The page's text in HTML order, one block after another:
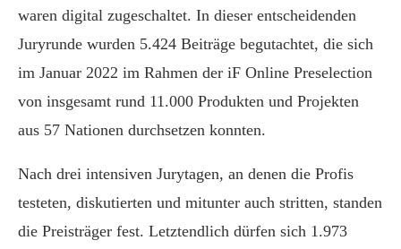
waren digital zugeschaltet. In dieser entscheidenden
Juryrunde wurden 5.424 Beiträge begutachtet, die sich
im Januar 2022 im Rahmen der iF Online Preselection
von insgesamt rund 11.000 Produkten und Projekten
aus 57 Nationen durchsetzen konnten.
Nach drei intensiven Jurytagen, an denen die Profis
testeten, diskutierten und mitunter auch stritten, standen
die Preisträger fest. Letztendlich dürfen sich 1.973